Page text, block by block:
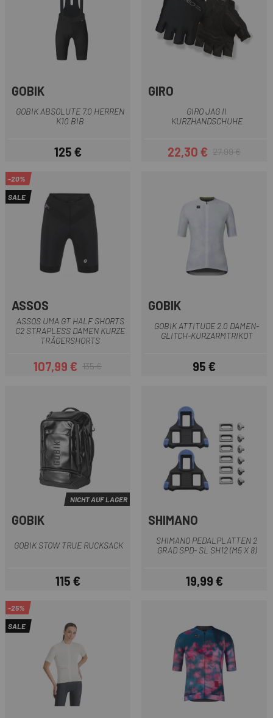
GOBIK
GOBIK ABSOLUTE 7.0 HERREN
K10 BIB
Preis
125 €
GIRO
GIRO JAG II
KURZHANDSCHUHE
Preis
22,30 €Regulärer Preis
27,99 €
-20%
SALE
ASSOS
ASSOS UMA GT HALF SHORTS
C2 STRAPLESS DAMEN KURZE
TRÄGERSHORTS
Preis
107,99 €Regulärer Preis
135 €
GOBIK
GOBIK ATTITUDE 2.0 DAMEN-
GLITCH-KURZARMTRIKOT
Preis
95 €
NICHT AUF LAGER
GOBIK
GOBIK STOW TRUE RUCKSACK
Preis
115 €
SHIMANO
SHIMANO PEDALPLATTEN 2
GRAD SPD- SL SH12 (M5 X 8)
Preis
19,99 €
-25%
SALE